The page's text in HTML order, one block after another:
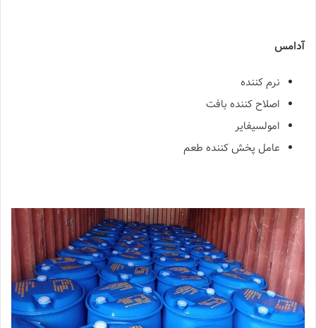
آدامس
نرم کننده
اصلاح کننده بافت
امولسیفایر
عامل پخش کننده طعم